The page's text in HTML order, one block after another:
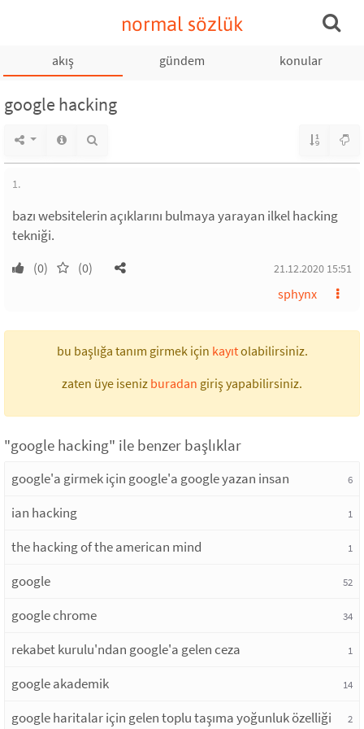
normal sözlük
akış gündem konular
google hacking
1.
bazı websitelerin açıklarını bulmaya yarayan ilkel hacking
tekniği.
(0) (0) 21.12.2020 15:51
sphynx
bu başlığa tanım girmek için kayıtolabilirsiniz.
zaten üye iseniz buradan giriş yapabilirsiniz.
"google hacking" ile benzer başlıklar
google'a girmek için google'a google yazan insan 6
ian hacking 1
the hacking of the american mind 1
google 52
google chrome 34
rekabet kurulu'ndan google'a gelen ceza 1
google akademik 14
google haritalar için gelen toplu taşıma yoğunluk özelliği 2